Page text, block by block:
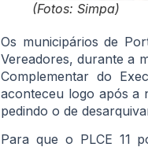
(Fotos: Simpa)
Os municipários de
Vereadores, durante a
Complementar do
aconteceu logo após a
pedindo o de
Para que o PLCE 11